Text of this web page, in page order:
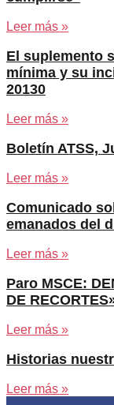
Leer más »
El suplemento
mínima y su
20130
Leer más »
Boletín ATSS,
Leer más »
Comunicado
emanados del
Leer más »
Paro MSCE:
DE
Leer más »
Historias
Leer más »